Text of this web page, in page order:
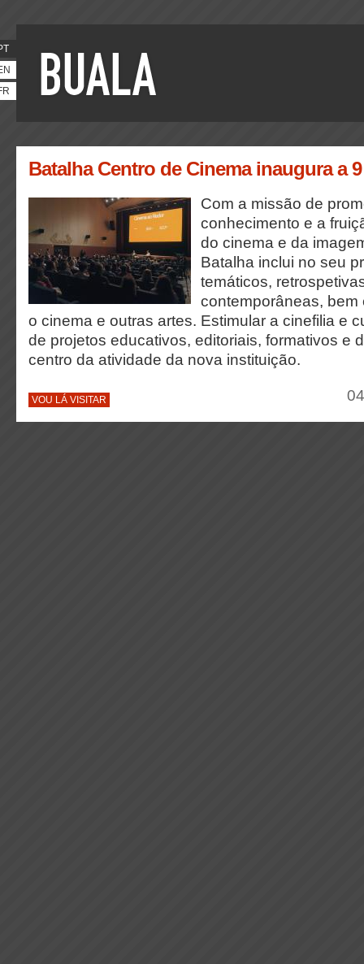
Batalha Centro de Cinema inaugura a
Com a missão de
conhecimento e a
do cinema e da
Batalha inclui no seu
temáticos,
contemporâneas,
o cinema e outras artes. Estimular a cinefilia e
de projetos educativos, editoriais, formativos e
centro da atividade da nova instituição.
VOU LÁ VISITAR